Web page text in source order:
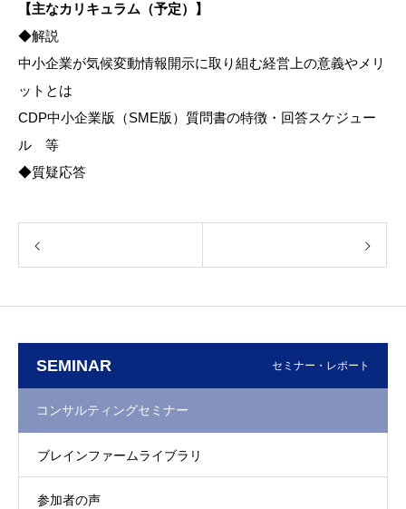
【主なカリキュラム（予定）】
◆解説
中小企業が気候変動情報開示に取り組む経営上の意義やメリ
ットとは
CDP中小企業版（SME版）質問書の特徴・回答スケジュー
ル 等
◆質疑応答
SEMINAR セミナー・レポート
コンサルティングセミナー
ブレインファームライブラリ
参加者の声